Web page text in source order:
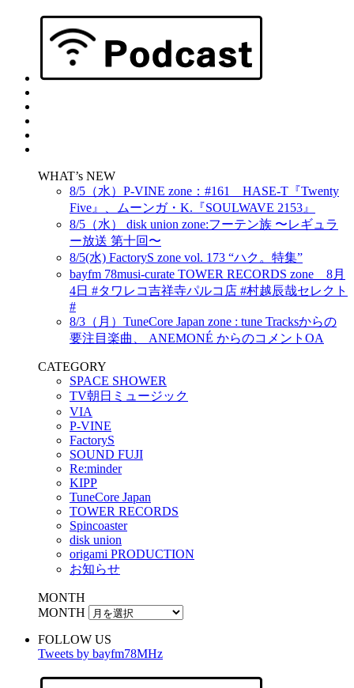
WHAT’s NEW
8/5（水）P-VINE zone：#161 HASE-T『Twenty
Five』、ムーンガ・K.『SOULWAVE 2153』
8/5（水） disk union zone:フーテン族 〜レギュラ
ー放送 第十回〜
8/5(水) FactoryS zone vol. 173 “ハク。特集”
bayfm 78musi-curate TOWER RECORDS zone 8月
4日 #タワレコ吉祥寺パルコ店 #村越辰哉セレクト
#
8/3（月）TuneCore Japan zone : tune Tracksからの
要注目楽曲、 ANEMONÉ からのコメントOA
CATEGORY
SPACE SHOWER
TV朝日ミュージック
VIA
P-VINE
FactoryS
SOUND FUJI
Re:minder
KIPP
TuneCore Japan
TOWER RECORDS
Spincoaster
disk union
origami PRODUCTION
お知らせ
MONTH
MONTH
FOLLOW US
Tweets by bayfm78MHz